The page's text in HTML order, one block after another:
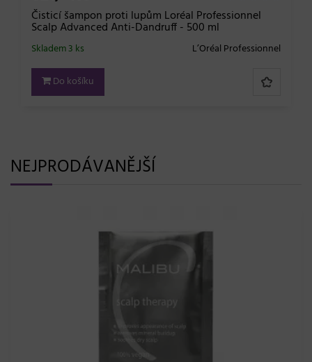
Čisticí šampon proti lupům Loréal Professionnel
Scalp Advanced Anti-Dandruff - 500 ml
L’Oréal Professionnel
Skladem 3 ks
Do košíku
NEJPRODÁVANĚJŠÍ